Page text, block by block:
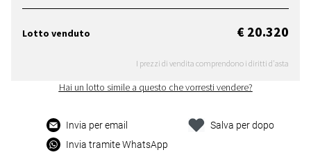
Lotto venduto € 20.320
I prezzi di vendita comprendono i diritti d'asta
Hai un lotto simile a questo che vorresti vendere?
Invia per email
Invia tramite WhatsApp
Salva per dopo